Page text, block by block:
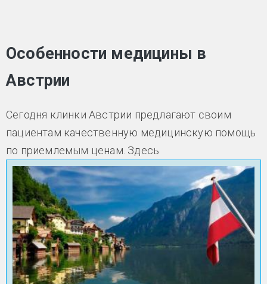
Особенности медицины в
Австрии
Сегодня клинки Австрии предлагают своим
пациентам качественную медицинскую помощь
по приемлемым ценам. Здесь